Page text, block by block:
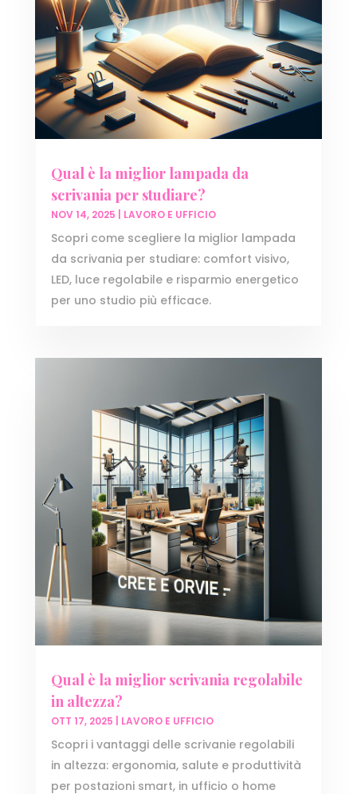
Qual è la miglior lampada da
scrivania per studiare?
NOV 14, 2025 LAVORO E UFFICIO
Scopri come scegliere la miglior lampada
da scrivania per studiare: comfort visivo,
LED, luce regolabile e risparmio energetico
per uno studio più efficace.
Qual è la miglior scrivania regolabile
in altezza?
OTT 17, 2025 LAVORO E UFFICIO
Scopri i vantaggi delle scrivanie regolabili
in altezza: ergonomia, salute e produttività
per postazioni smart, in ufficio o home